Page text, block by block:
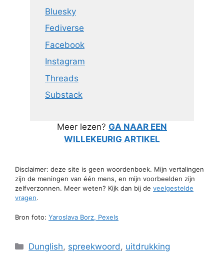
Bluesky
Fediverse
Facebook
Instagram
Threads
Substack
Meer lezen? GA NAAR EEN
WILLEKEURIG ARTIKEL
Disclaimer: deze site is geen woordenboek. Mijn vertalingen
zijn de meningen van één mens, en mijn voorbeelden zijn
zelfverzonnen. Meer weten? Kijk dan bij de veelgestelde
vragen.
Bron foto: Yaroslava Borz, Pexels
Categorieën
Dunglish, spreekwoord , uitdrukking